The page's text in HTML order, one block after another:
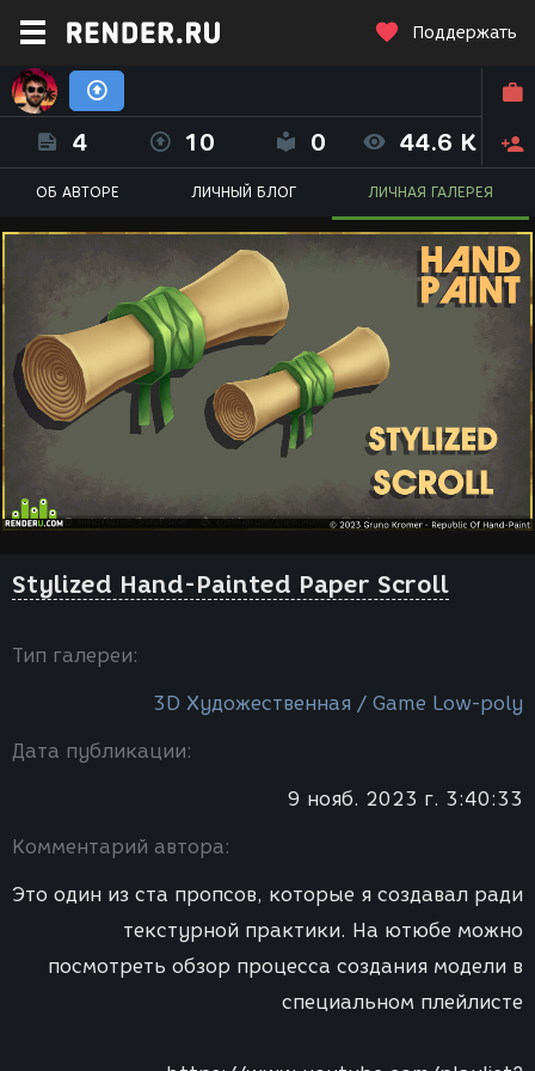
Поддержать
Gruno Kromer - Republic Of Hand-Paint
4 10 0 44.6 K
ОБ АВТОРЕ ЛИЧНЫЙ БЛОГ ЛИЧНАЯ ГАЛЕРЕЯ
Stylized Hand-Painted Paper Scroll
Тип галереи:
3D Художественная / Game Low-poly
Дата публикации:
9 нояб. 2023 г. 3:40:33
Комментарий автора:
Это один из ста пропсов, которые я создавал ради
текстурной практики. На ютюбе можно
посмотреть обзор процесса создания модели в
специальном плейлисте